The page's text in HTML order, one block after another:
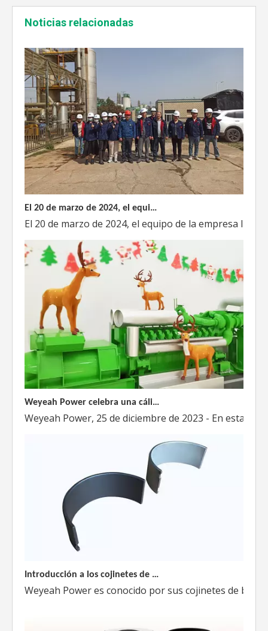
Noticias relacionadas
A mediados de julio de 2023, Weyeah poder todo el
El 20 de marzo de 2024, el equipo de la empresa
Weyeah Power, 25 de diciembre de 2023 - En esta
Weyeah Power es conocido por sus cojinetes de